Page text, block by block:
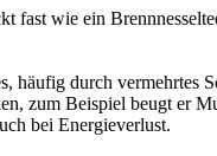
fast wie ein
durch vermehrtes
zum Beispiel beugt er
bei Energieverlust.